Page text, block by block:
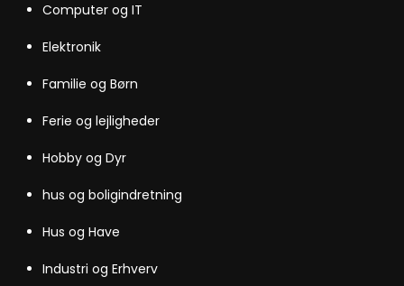
Computer og IT
Elektronik
Familie og Børn
Ferie og lejligheder
Hobby og Dyr
hus og boligindretning
Hus og Have
Industri og Erhverv